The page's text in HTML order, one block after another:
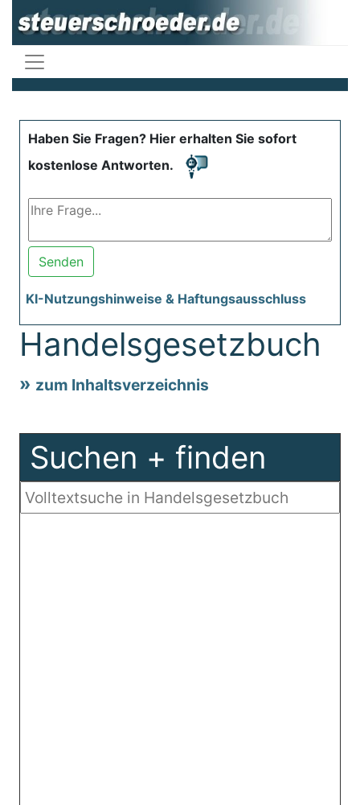
Haben Sie Fragen? Hier erhalten Sie sofort
kostenlose Antworten.
Senden
KI-Nutzungshinweise & Haftungsausschluss
Handelsgesetzbuch
zum Inhaltsverzeichnis
Suchen + finden